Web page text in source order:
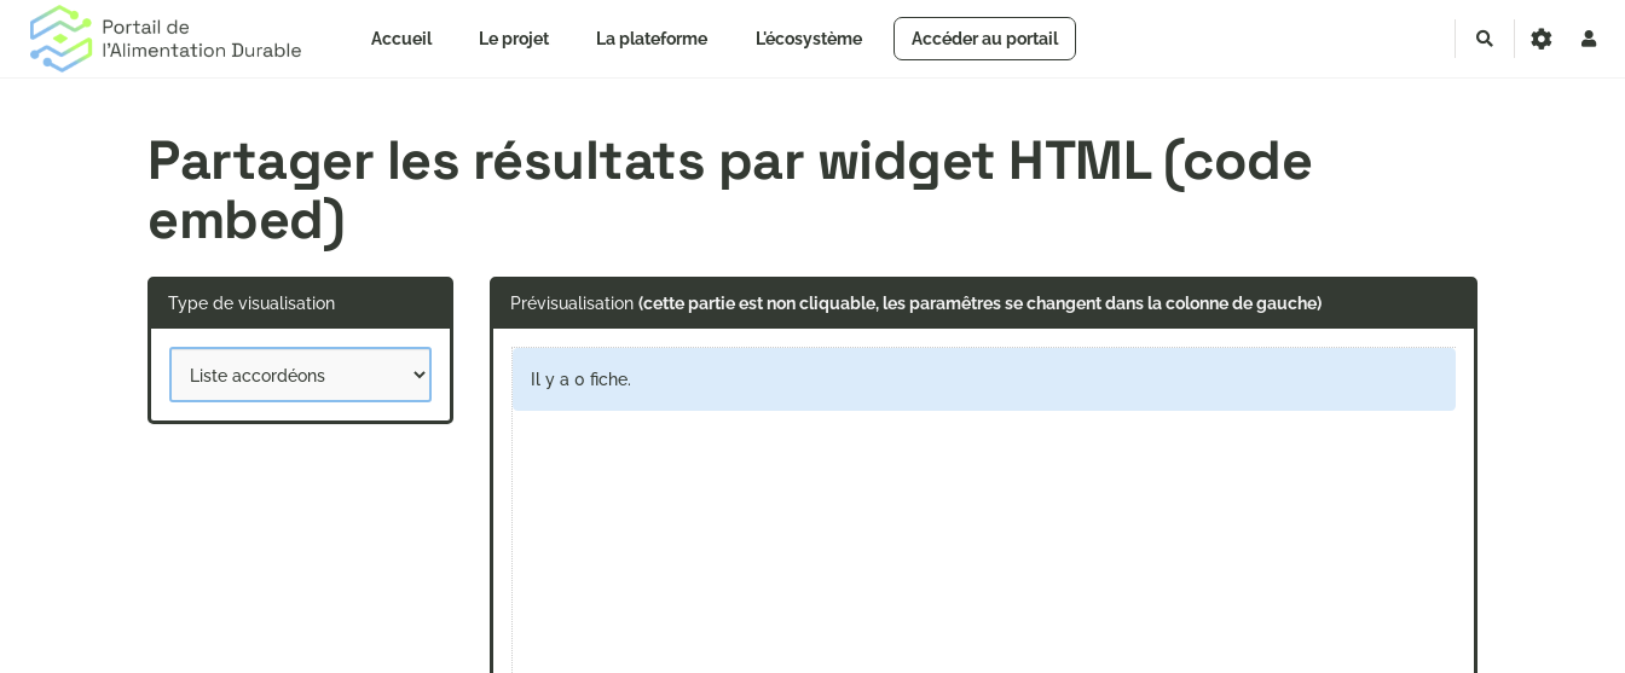
Accueil Le projet La plateforme L'écosystème Accéder au portail Rechercher
Partager les résultats par widget HTML (code
embed)
Type de visualisation Prévisualisation (cette partie est non cliquable, les paramêtres se changent dans la colonne de gauche)